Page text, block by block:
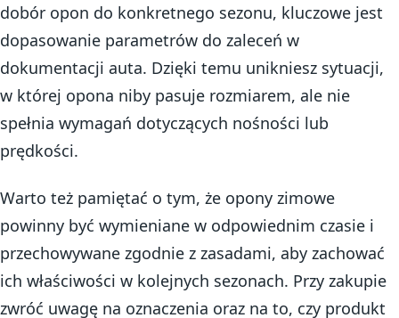
dobór opon do konkretnego sezonu, kluczowe jest
dopasowanie parametrów do zaleceń w
dokumentacji auta. Dzięki temu unikniesz sytuacji,
w której opona niby pasuje rozmiarem, ale nie
spełnia wymagań dotyczących nośności lub
prędkości.
Warto też pamiętać o tym, że opony zimowe
powinny być wymieniane w odpowiednim czasie i
przechowywane zgodnie z zasadami, aby zachować
ich właściwości w kolejnych sezonach. Przy zakupie
zwróć uwagę na oznaczenia oraz na to, czy produkt